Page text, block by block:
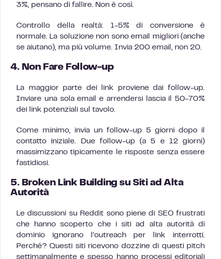
3%, pensano di fallire. Non è così.
Controllo della realtà: 1-5% di conversione è
normale. La soluzione non sono email migliori (anche
se aiutano), ma più volume. Invia 200 email, non 20.
4. Non Fare Follow-up
La maggior parte dei link proviene dai follow-up.
Inviare una sola email e arrendersi lascia il 50-70%
dei link potenziali sul tavolo.
Come minimo, invia un follow-up 5 giorni dopo il
contatto iniziale. Due follow-up (a 5 e 12 giorni)
massimizzano tipicamente le risposte senza essere
fastidiosi.
5. Broken Link Building su Siti ad Alta
Autorità
Le discussioni su Reddit sono piene di SEO frustrati
che hanno scoperto che i siti ad alta autorità di
dominio ignorano l’outreach per link interrotti.
Perché? Questi siti ricevono dozzine di questi pitch
settimanalmente e spesso hanno processi editoriali